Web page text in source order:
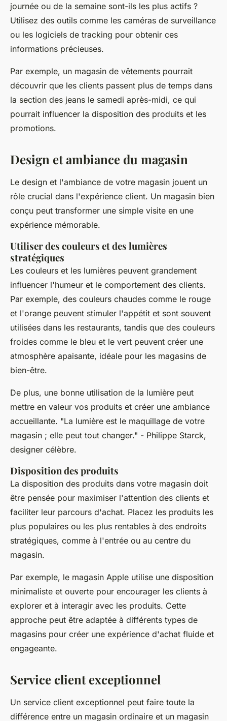
journée ou de la semaine sont-ils les plus actifs ?
Utilisez des outils comme les caméras de surveillance
ou les logiciels de tracking pour obtenir ces
informations précieuses.
Par exemple, un magasin de vêtements pourrait
découvrir que les clients passent plus de temps dans
la section des jeans le samedi après-midi, ce qui
pourrait influencer la disposition des produits et les
promotions.
Design et ambiance du magasin
Le design et l'ambiance de votre magasin jouent un
rôle crucial dans l'expérience client. Un magasin bien
conçu peut transformer une simple visite en une
expérience mémorable.
Utiliser des couleurs et des lumières
stratégiques
Les couleurs et les lumières peuvent grandement
influencer l'humeur et le comportement des clients.
Par exemple, des couleurs chaudes comme le rouge
et l'orange peuvent stimuler l'appétit et sont souvent
utilisées dans les restaurants, tandis que des couleurs
froides comme le bleu et le vert peuvent créer une
atmosphère apaisante, idéale pour les magasins de
bien-être.
De plus, une bonne utilisation de la lumière peut
mettre en valeur vos produits et créer une ambiance
accueillante. "La lumière est le maquillage de votre
magasin ; elle peut tout changer." - Philippe Starck,
designer célèbre.
Disposition des produits
La disposition des produits dans votre magasin doit
être pensée pour maximiser l'attention des clients et
faciliter leur parcours d'achat. Placez les produits les
plus populaires ou les plus rentables à des endroits
stratégiques, comme à l'entrée ou au centre du
magasin.
Par exemple, le magasin Apple utilise une disposition
minimaliste et ouverte pour encourager les clients à
explorer et à interagir avec les produits. Cette
approche peut être adaptée à différents types de
magasins pour créer une expérience d'achat fluide et
engageante.
Service client exceptionnel
Un service client exceptionnel peut faire toute la
différence entre un magasin ordinaire et un magasin